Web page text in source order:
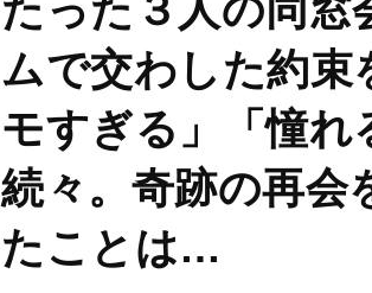
たった３人の同
ムで交わした約束
モすぎる」「憧れ
続々。奇跡の再会
たことは…